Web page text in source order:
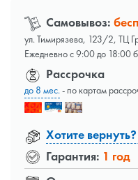
Самовывоз:
ул. Тимирязева, 123/2, ТЦ
Ежедневно с 9:00 до 18:00
Рассрочка
до 8 мес. - по картам
Хотите
Гарантия: 1 год